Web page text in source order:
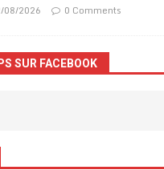
08/2026 0 Comments
SUR FACEBOOK